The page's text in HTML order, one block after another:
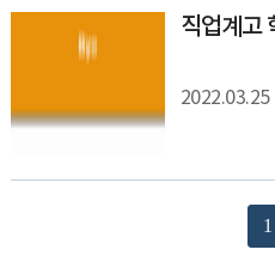
수
직업계고
2022.03.25
1